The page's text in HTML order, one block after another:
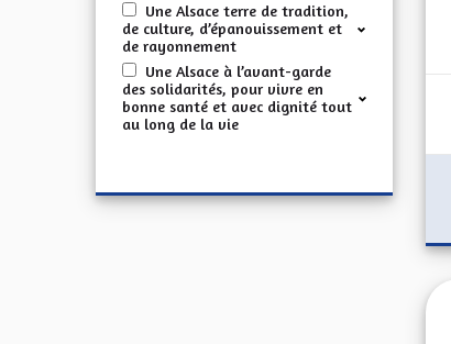
Une Alsace terre de tradition,
de culture, d’épanouissement et
de rayonnement
Une Alsace à l’avant-garde
des solidarités, pour vivre en
bonne santé et avec dignité tout
au long de la vie